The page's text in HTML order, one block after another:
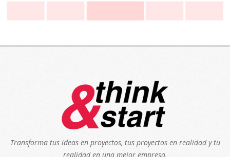
Transforma tus ideas en proyectos, tus proyectos en realidad y tu
realidad en una mejor empresa.